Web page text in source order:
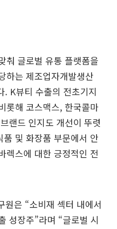
춰 글로벌 유통 플랫폼을
하는 제조업자개발생산
K뷰티 수출의 전초기지
롯해 코스맥스, 한국콜마
랜드 인지도 개선이 뚜렷
및 화장품 부문에서 안
렉스에 대한 긍정적인 전
은 “소비재 섹터 내에서
성장주”라며 “글로벌 시